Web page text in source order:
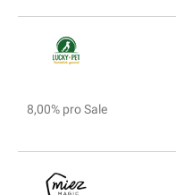
8,00% pro Sale